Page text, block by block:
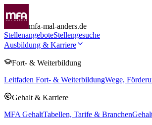
mfa-mal-anders.de
StellenangeboteStellengesuche
Ausbildung & Karriere
Fort- & Weiterbildung
Leitfaden Fort- & WeiterbildungWege,
Gehalt & Karriere
MFA GehaltTabellen, Tarife & Branchen